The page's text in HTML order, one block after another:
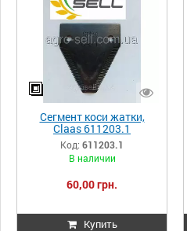
Сегмент коси жатки,
Claas 611203.1
0006112031 611203
Код: 611203.1
В наличии
60,00 грн.
Купить